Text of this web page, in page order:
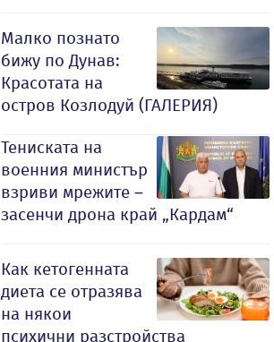
Малко познато
бижу по Дунав:
Красотата на
остров Козлодуй (ГАЛЕРИЯ)
Тениската на
военния министър
взриви мрежите –
засенчи дрона край „Кардам“
Как кетогенната
диета се отразява
на някои
психични разстройства